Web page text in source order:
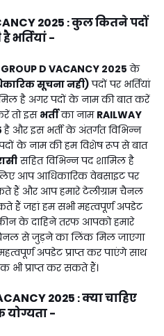
2025 :कुल कितने पदों
भर्तियां -
D VACANCY 2025के
सूचना नही)पदों पर भर्तियां
है अगर पदों के नाम की बात करें
तो इस भर्तीका नाम RAILWAY
है और इस भर्ती के अंतर्गत विभिन्न
के नाम की हम विशेष रूप से बात
सहित विभिन्न पद शामिल है
आप आधिकारिक वेबसाइट पर
हैं और आप हमारे टेलीग्राम चैनल
हैं जहां हम सभी महत्वपूर्ण अपडेट
के दाहिने तरफ आपको हमारे
से जुड़ने का लिंक मिल जाएगा
अपडेट प्राप्त कर पाएंगे साथ
भी प्राप्त कर सकते हैं।
2025 :क्या चाहिए
योग्यता -